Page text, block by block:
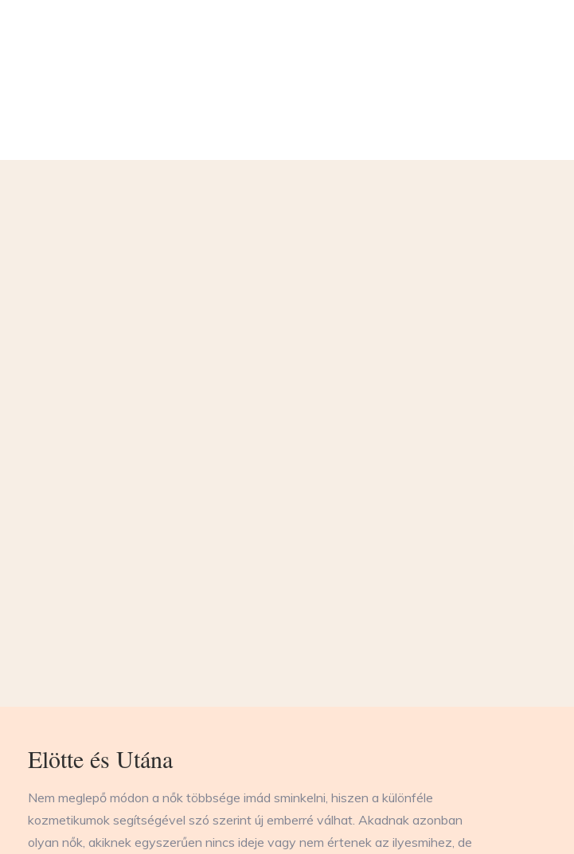
Elötte és Utána
Nem meglepő módon a nők többsége imád sminkelni, hiszen a különféle
kozmetikumok segítségével szó szerint új emberré válhat. Akadnak azonban
olyan nők, akiknek egyszerűen nincs ideje vagy nem értenek az ilyesmihez, de